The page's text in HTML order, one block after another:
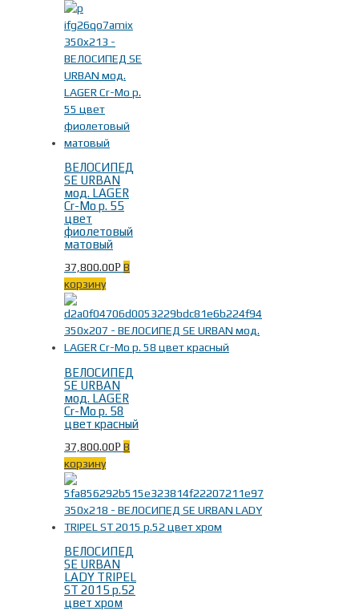
ВЕЛОСИПЕД
SE URBAN
мод. LAGER
Cr-Mo р. 55
цвет
фиолетовый
матовый
37,800.00Р В
корзину
ВЕЛОСИПЕД
SE URBAN
мод. LAGER
Cr-Mo р. 58
цвет красный
37,800.00Р В
корзину
ВЕЛОСИПЕД
SE URBAN
LADY TRIPEL
ST 2015 р.52
цвет хром